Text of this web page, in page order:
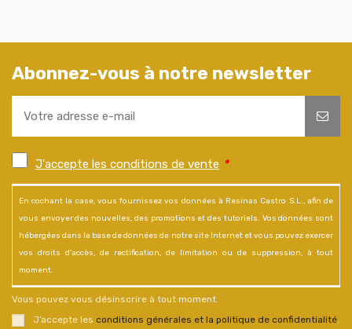
Abonnez-vous à notre newsletter
J'accepte les conditions de vente *
En cochant la case, vous fournissez vos données à Resinas Castro S.L., afin de
vous envoyer des nouvelles, des promotions et des tutoriels. Vos données sont
hébergées dans la base de données de notre site Internet et vous pouvez exercer
vos droits d'accès, de rectification, de limitation ou de suppression, à tout
moment.
Vous pouvez vous désinscrire à tout moment.
J’accepte les conditions générales et la politique de confidentialité.